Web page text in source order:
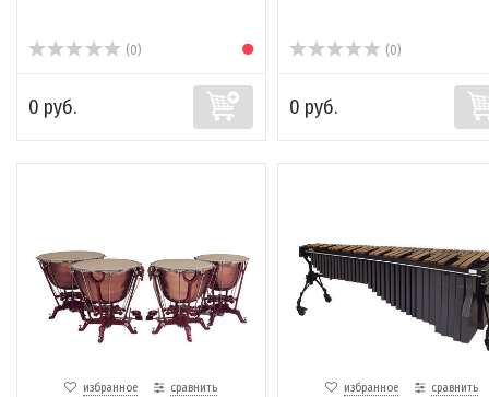
(0)
0 руб.
(0)
0 руб.
избранное сравнить избранное сравнить